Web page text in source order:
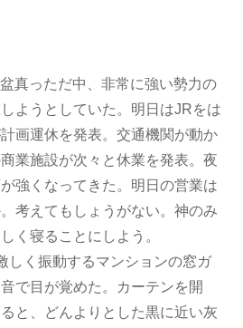
真っただ中、非常に強い勢力の
ようとしていた。明日はJRをは
画運休を発表。交通機関が動か
業施設が次々と休業を発表。夜
強くなってきた。明日の営業は
考えてもしょうがない。神のみ
く寝ることにしよう。
く振動するマンションの窓ガ
で目が覚めた。カーテンを開
と、どんよりとした黒に近い灰